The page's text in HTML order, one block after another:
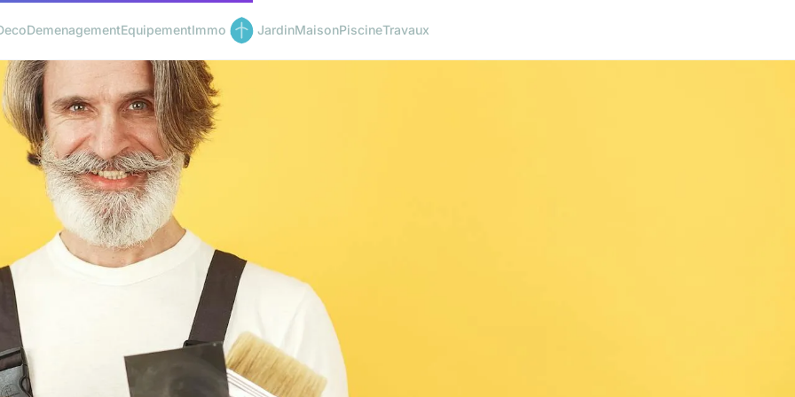
DemenagementEquipementImmo JardinMaisonPiscineTravaux